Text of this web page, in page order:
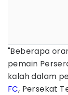
"Beberapa
pemain
kalah dalam
FC, Persekat